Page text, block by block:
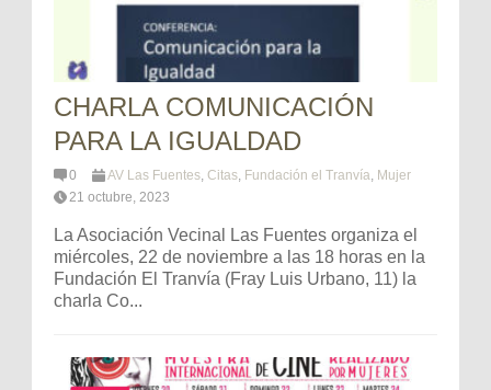
CHARLA COMUNICACIÓN
PARA LA IGUALDAD
0 AV Las Fuentes, Citas, Fundación el Tranvía, Mujer
21 octubre, 2023
La Asociación Vecinal Las Fuentes organiza el
miércoles, 22 de noviembre a las 18 horas en la
Fundación El Tranvía (Fray Luis Urbano, 11) la
charla Co...